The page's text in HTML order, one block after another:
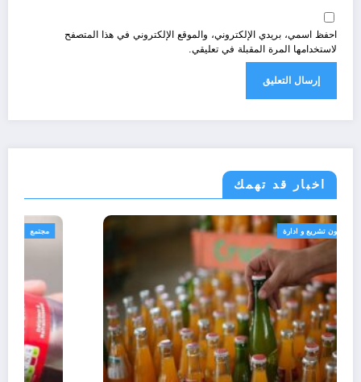
احفظ اسمي، بريدي الإلكتروني، والموقع الإلكتروني في هذا المتصفح
لاستخدامها المرة المقبلة في تعليقي.
اخبار قد تهمك
الجزائر الحدث قانون تشريع و ادارة